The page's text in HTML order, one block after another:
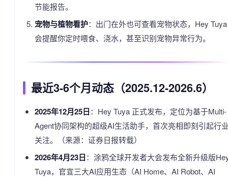
节能报告。
宠物与植物看护：出门在外也可查看宠物状态，Hey Tuya
会提醒你定时喂食、浇水，甚至识别宠物异常行为。
最近3-6个月动态（2025.12-2026.6）
2025年12月25日：Hey Tuya 正式发布，定位为基于Multi-
Agent协同架构的超级AI生活助手，首次亮相即刻引起行
关注。（来源：证券日报转载）
2026年4月23日：涂鸦全球开发者大会发布全新升级版
Tuya，官宣三大AI应用生态（AI Home、AI Robot、AI